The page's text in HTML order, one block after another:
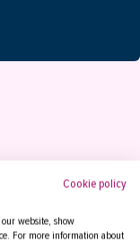
Cookie policy
website, show
For more information about